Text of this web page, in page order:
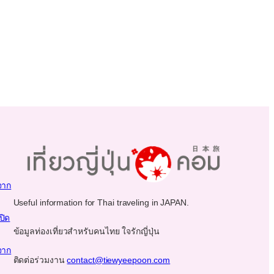
ก
ด
ก
Useful information for Thai traveling in JAPAN.
ข้อมูลท่องเที่ยวสำหรับคนไทย ใจรักญี่ปุ่น
ติดต่อร่วมงานcontact@tiewyeepoon.com